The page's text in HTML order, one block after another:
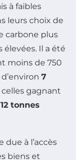
à faibles
leurs choix de
carbone plus
élevées. Il a été
moins de 750
7
gagnant
12 tonnes
à l’accès
biens et